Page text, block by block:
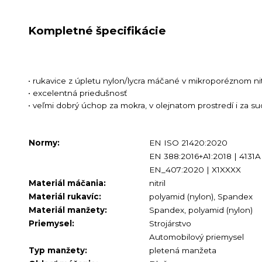
Kompletné špecifikácie
• rukavice z úpletu nylon/lycra máčané v mikroporéznom
• excelentná priedušnosť
• veľmi dobrý úchop za mokra, v olejnatom prostredí i za
Normy:
EN ISO 21420:2020
EN 388:2016+A1:2018 | 4131A
EN_407:2020 | X1XXXX
Materiál máčania:
nitril
Materiál rukavíc:
polyamid (nylon), Spandex
Materiál manžety:
Spandex, polyamid (nylon)
Priemysel:
Strojárstvo
Automobilový priemysel
Typ manžety:
pletená manžeta